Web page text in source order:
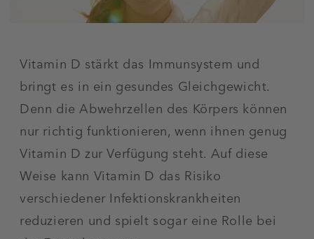
Vitamin D stärkt das Immunsystem und
bringt es in ein gesundes Gleichgewicht.
Denn die Abwehrzellen des Körpers können
nur richtig funktionieren, wenn ihnen genug
Vitamin D zur Verfügung steht. Auf diese
Weise kann Vitamin D das Risiko
verschiedener Infektionskrankheiten
reduzieren und spielt sogar eine Rolle bei